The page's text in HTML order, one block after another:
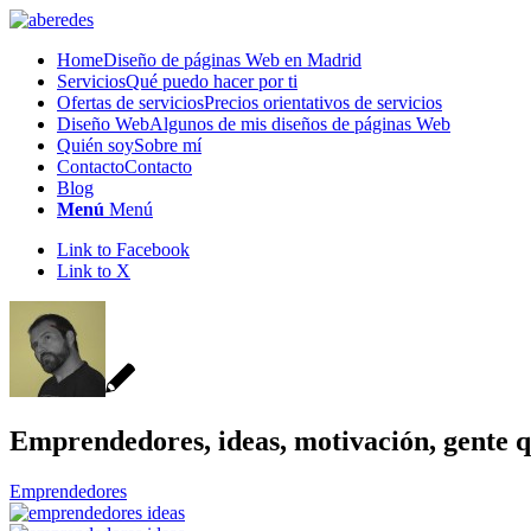
HomeDiseño de páginas Web en Madrid
ServiciosQué puedo hacer por ti
Ofertas de serviciosPrecios orientativos de servicios
Diseño WebAlgunos de mis diseños de páginas Web
Quién soySobre mí
ContactoContacto
Blog
Menú Menú
Link to Facebook
Link to X
Emprendedores, ideas, motivación, gente
Emprendedores